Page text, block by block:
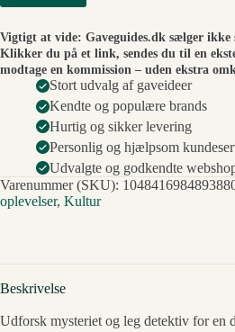
Vigtigt at vide: Gaveguides.dk sælger ikke
Klikker du på et link, sendes du til en
modtage en kommission – uden ekstra
Stort udvalg af gaveideer
Kendte og populære brands
Hurtig og sikker levering
Personlig og hjælpsom
Udvalgte og godkendte
Varenummer (SKU):
oplevelser, Kultur
Beskrivelse
Udforsk mysteriet og leg detektiv for en